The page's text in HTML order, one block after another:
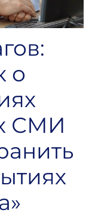
о
СМИ